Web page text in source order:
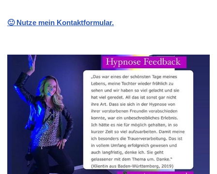
🙂 Nutze mein Kontaktformular.